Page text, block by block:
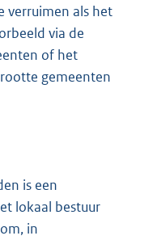
verruimen als het
via de
of het
gemeenten
is een
lokaal bestuur
in